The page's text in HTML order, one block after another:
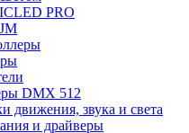
PRO
DMX 512
движения, звука и света